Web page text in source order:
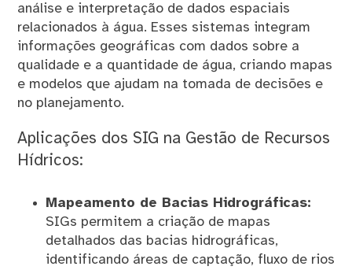
análise e interpretação de dados espaciais
relacionados à água. Esses sistemas integram
informações geográficas com dados sobre a
qualidade e a quantidade de água, criando mapas
e modelos que ajudam na tomada de decisões e
no planejamento.
Aplicações dos SIG na Gestão de Recursos
Hídricos:
Mapeamento de Bacias Hidrográficas:
SIGs permitem a criação de mapas
detalhados das bacias hidrográficas,
identificando áreas de captação, fluxo de rios